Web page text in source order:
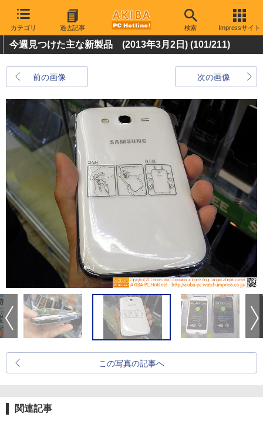
カテゴリ 過去記事 検索 Impressサイト
今週見つけた主な新製品 (2013年3月2日) (101/211)
前の画像 次の画像
この写真の記事へ
関連記事